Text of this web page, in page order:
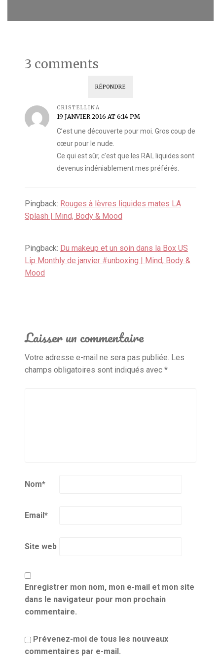
3 comments
RÉPONDRE
CRISTELLINA
19 JANVIER 2016 AT 6:14 PM
C’est une découverte pour moi. Gros coup de
cœur pour le nude.
Ce qui est sûr, c’est que les RAL liquides sont
devenus indéniablement mes préférés.
Pingback: Rouges à lèvres liquides mates LA
Splash | Mind, Body & Mood
Pingback: Du makeup et un soin dans la Box US
Lip Monthly de janvier #unboxing | Mind, Body &
Mood
Laisser un commentaire
Votre adresse e-mail ne sera pas publiée. Les
champs obligatoires sont indiqués avec *
Nom*
Email*
Site web
Enregistrer mon nom, mon e-mail et mon site
dans le navigateur pour mon prochain
commentaire.
Prévenez-moi de tous les nouveaux
commentaires par e-mail.